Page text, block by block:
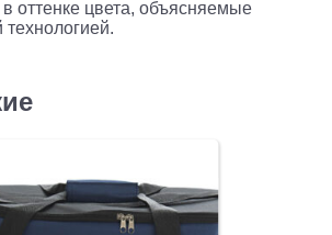
оттенке цвета, объясняемые